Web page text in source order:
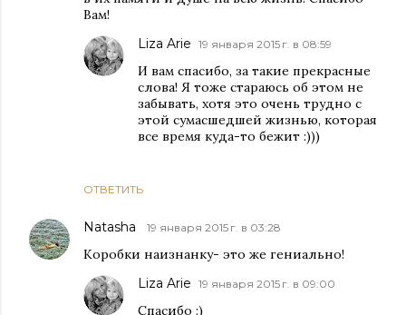
Вам!
ОТВЕТИТЬ
Liza Arie 19 января 2015 г. в 08:59
И вам спасибо, за такие прекрасные
слова! Я тоже стараюсь об этом не
забывать, хотя это очень трудно с
этой сумасшедшей жизнью, которая
все время куда-то бежит :)))
Natasha 19 января 2015 г. в 03:28
Коробки наизнанку- это же гениально!
Liza Arie 19 января 2015 г. в 09:00
Спасибо :)